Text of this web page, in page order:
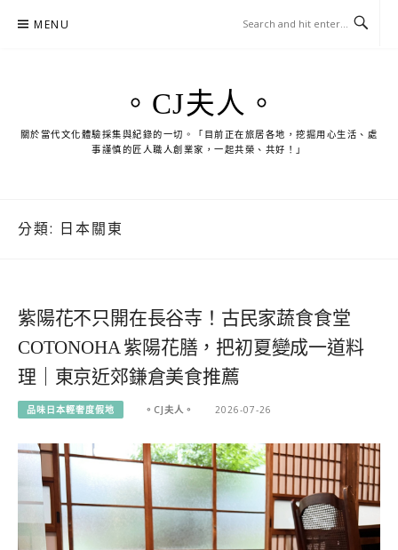
MENU
。CJ夫人。
關於當代文化體驗採集與紀錄的一切。「目前正在旅居各地，挖掘用心生活、處
事謹慎的匠人職人創業家，一起共榮、共好！」
分類: 日本關東
紫陽花不只開在長谷寺！古民家蔬食食堂
COTONOHA 紫陽花膳，把初夏變成一道料
理｜東京近郊鎌倉美食推薦
品味日本輕奢度假地 。CJ夫人。 2026-07-26